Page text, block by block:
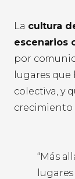
La cultura
escenarios
por
lugares
colectiva, y
crecimiento
“Más